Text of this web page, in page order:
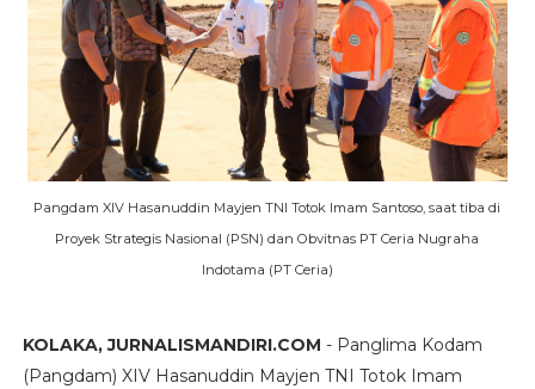
Pangdam XIV Hasanuddin Mayjen TNI Totok Imam Santoso, saat tiba di
Proyek Strategis Nasional (PSN) dan Obvitnas PT Ceria Nugraha
Indotama (PT Ceria)
KOLAKA, JURNALISMANDIRI.COM - Panglima Kodam
(Pangdam) XIV Hasanuddin Mayjen TNI Totok Imam